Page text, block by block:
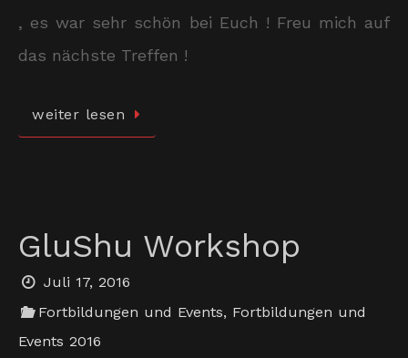
, es war sehr schön bei Euch ! Freu mich auf
das nächste Treffen !
weiter lesen
GluShu Workshop
Juli 17, 2016
Fortbildungen und Events, Fortbildungen und
Events 2016